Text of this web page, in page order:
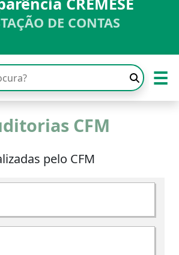
DE CONTAS
☰
CFM
pelo CFM